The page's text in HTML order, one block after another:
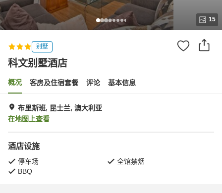
15
别墅
科文别墅酒店
概况 客房及住宿套餐 评论 基本信息
布里斯班, 昆士兰, 澳大利亚
在地图上查看
酒店设施
停车场
全馆禁烟
BBQ